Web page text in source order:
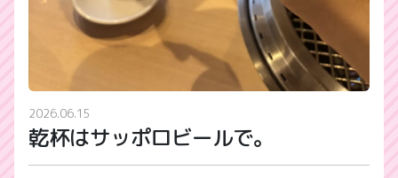
2026.06.15
乾杯はサッポロビールで。